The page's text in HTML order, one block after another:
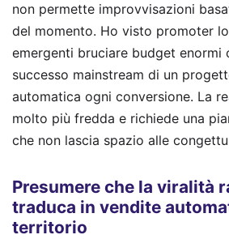
non permette improvvisazioni
del momento. Ho visto promoter
emergenti bruciare budget enormi
successo mainstream di un
automatica ogni conversione. La
molto più fredda e richiede una
che non lascia spazio alle
Presumere che la viralità
traduca in vendite
territorio